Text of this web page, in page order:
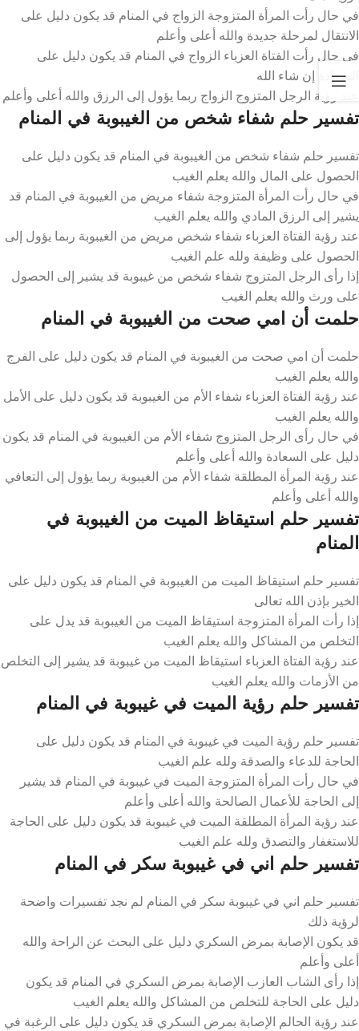
في حال رأت المرأة المتزوجة الزواج في المنام قد يكون دليل على
الانتقال لمرحلة جديدة والله أعلى وأعلم
في حال رأت الفتاة العزباء الزواج في المنام قد يكون دليل على
السعادة إن شاء الله
عند رؤية الرجل المتزوج الزواج ربما يؤول إلى الرزق والله أعلى وأعلم
تفسير حلم شفاء شخص من الغيبوبة في المنام
تفسير حلم شفاء شخص من الغيبوبة في المنام قد يكون دليل على
الحصول على المال والله يعلم الغيب
في حال رأت المرأة المتزوجة شفاء مريض من الغيبوبة في المنام قد
يشير إلى الرزق المادي والله يعلم الغيب
عند رؤية الفتاة العزباء شفاء شخص مريض من الغيبوبة ربما يؤول إلى
الحصول على وظيفة ولله علم الغيب
إذا رأى الرجل المتزوج شفاء شخص من غيبوبة قد يشير إلى الحصول
على ورث والله يعلم الغيب
حلمت أن امي صحت من الغيبوبة في المنام
حلمت أن امي صحت من الغيبوبة في المنام قد يكون دليل على الفرج
والله يعلم الغيب
عند رؤية الفتاة العزباء شفاء الأم من الغيبوبة قد يكون دليل على الأمل
والله يعلم الغيب
في حال رأى الرجل المتزوج شفاء الأم من الغيبوبة في المنام قد يكون
دليل على السعادة والله أعلى وأعلم
عند رؤية المرأة المطلقة شفاء الأم من الغيبوبة ربما يؤول إلى التعافي
والله أعلى وأعلم
تفسير حلم استيقاظ الميت من الغيبوبة في
المنام
تفسير حلم استيقاظ الميت من الغيبوبة في المنام قد يكون دليل على
الخير بإذن الله تعالى
إذا رأت المرأة المتزوجة استيقاظ الميت من الغيبوبة قد يدل على
التخلص من المشاكل والله يعلم الغيب
عند رؤية الفتاة العزباء استيقاظ الميت من غيبوبة قد يشير إلى التخلص
من الأزمات والله يعلم الغيب
تفسير حلم رؤية الميت في غيبوبة في المنام
تفسير حلم رؤية الميت في غيبوبة في المنام قد يكون دليل على
الحاجة للدعاء والصدقة ولله علم الغيب
في حال رأت المرأة المتزوجة الميت في غيبوبة في المنام قد يشير
إلى الحاجة للأعمال الصالحة والله أعلى وأعلم
عند رؤية المرأة المطلقة الميت في غيبوبة قد يكون دليل على الحاجة
للاستغفار والتصدق ولله علم الغيب
تفسير حلم اني في غيبوبة سكر في المنام
تفسير حلم اني في غيبوبة سكر في المنام لم نجد تفسيرات واضحة
لرؤية ذلك
قد يكون الإصابة بمرض السكري دليل على البحث عن الراحة والله
أعلى وأعلم
إذا رأى الشاب العازب الإصابة بمرض السكري في المنام قد يكون
دليل على الحاجة للتخلص من المشاكل والله يعلم الغيب
عند رؤية الحالم الإصابة بمرض السكري قد يكون دليل على الرغبة في